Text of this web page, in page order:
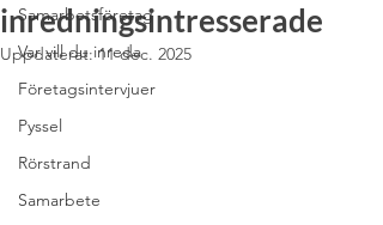
Samarbetsföretag
Var vill du inreda
Företagsintervjuer
Pyssel
Rörstrand
Samarbete
inredningsintresserade
Uppdaterat:11 dec. 2025